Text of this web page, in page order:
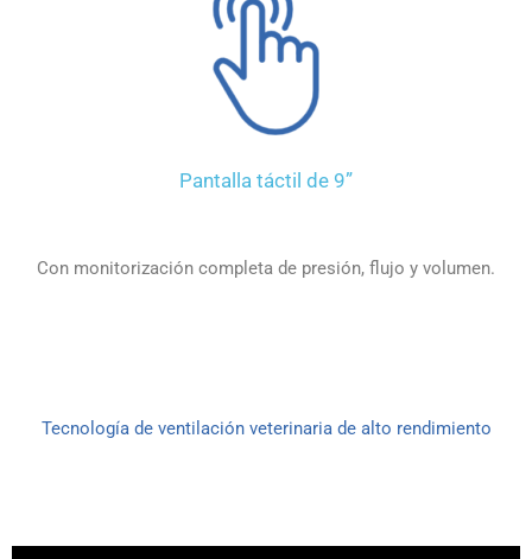
Pantalla táctil de 9”
Con monitorización completa de presión, flujo y volumen.
Tecnología de ventilación veterinaria de alto rendimiento